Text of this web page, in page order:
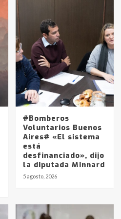
#Bomberos
Voluntarios Buenos
Aires# «El sistema
está
desfinanciado», dijo
la diputada Minnard
5 agosto, 2026
que fueron
del fatal accidente